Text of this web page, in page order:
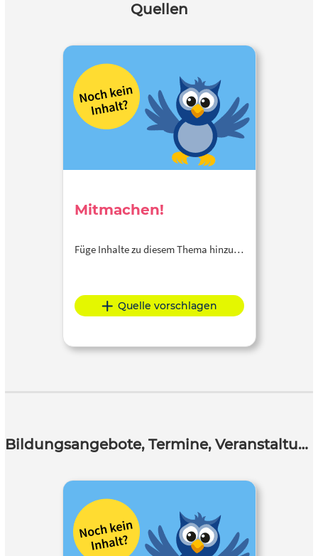
Quellen
Mitmachen!
Füge Inhalte zu diesem Thema hinzu…
Quelle vorschlagen
Bildungsangebote, Termine, Veranstaltungen